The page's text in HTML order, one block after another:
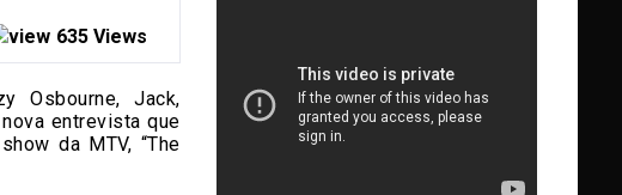
635 Views
Osbourne, Jack,
entrevista que
da MTV, “The